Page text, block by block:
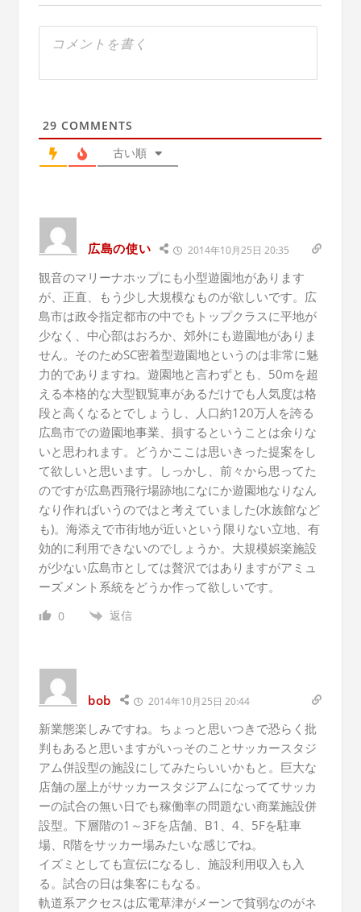
29 COMMENTS
古い順
広島の使い 2014年10月25日 20:35
観音のマリーナホップにも小型遊園地があります
が、正直、もう少し大規模なものが欲しいです。広
島市は政令指定都市の中でもトップクラスに平地が
少なく、中心部はおろか、郊外にも遊園地がありま
せん。そのためSC密着型遊園地というのは非常に魅
力的でありますね。遊園地と言わずとも、50mを超
える本格的な大型観覧車があるだけでも人気度は格
段と高くなるとでしょうし、人口約120万人を誇る
広島市での遊園地事業、損するということは余りな
いと思われます。どうかここは思いきった提案をし
て欲しいと思います。しっかし、前々から思ってた
のですが広島西飛行場跡地になにか遊園地なりなん
なり作ればいうのではと考えていました(水族館など
も)。海添えで市街地が近いという限りない立地、有
効的に利用できないのでしょうか。大規模娯楽施設
が少ない広島市としては贅沢ではありますがアミュ
ーズメント系統をどうか作って欲しいです。
0 返信
bob 2014年10月25日 20:44
新業態楽しみですね。ちょっと思いつきで恐らく批
判もあると思いますがいっそのことサッカースタジ
アム併設型の施設にしてみたらいいかもと。巨大な
店舗の屋上がサッカースタジアムになっててサッカ
ーの試合の無い日でも稼働率の問題ない商業施設併
設型。下層階の1～3Fを店舗、B1、4、5Fを駐車
場、R階をサッカー場みたいな感じでね。
イズミとしても宣伝になるし、施設利用収入も入
る。試合の日は集客にもなる。
軌道系アクセスは広電草津がメーンで貧弱なのがネ